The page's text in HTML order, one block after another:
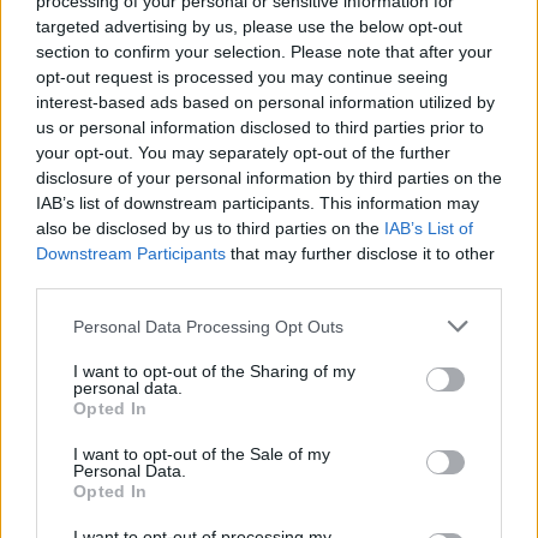
targeted advertising by us, please use the below opt-out
section to confirm your selection. Please note that after your
opt-out request is processed you may continue seeing
interest-based ads based on personal information utilized by
us or personal information disclosed to third parties prior to
your opt-out. You may separately opt-out of the further
disclosure of your personal information by third parties on the
IAB’s list of downstream participants. This information may
also be disclosed by us to third parties on the IAB’s List of
Downstream Participants that may further disclose it to other
Personal Data Processing Opt Outs
I want to opt-out of the Sharing of my
personal data.
Opted In
I want to opt-out of the Sale of my
Personal Data.
Opted In
ΔΕΙΤΕ ΕΠΙΣΗΣ